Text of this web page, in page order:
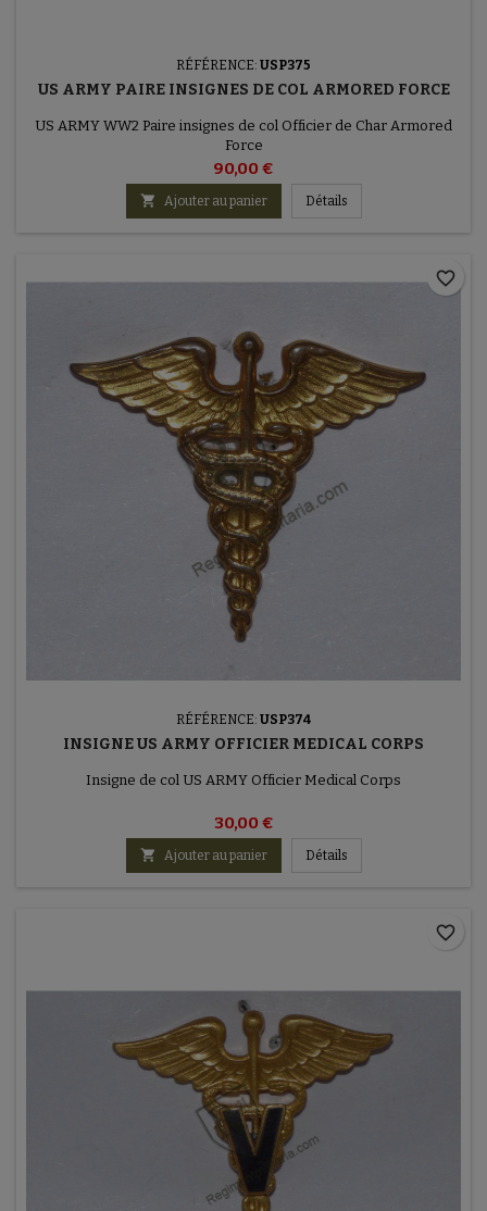
RÉFÉRENCE: USP375
US ARMY PAIRE INSIGNES DE COL ARMORED FORCE
US ARMY WW2 Paire insignes de col Officier de Char Armored
Force
90,00 €
 Ajouter au panier Détails
RÉFÉRENCE: USP374
INSIGNE US ARMY OFFICIER MEDICAL CORPS
Insigne de col US ARMY Officier Medical Corps
30,00 €
 Ajouter au panier Détails
favorite_border
favorite_border